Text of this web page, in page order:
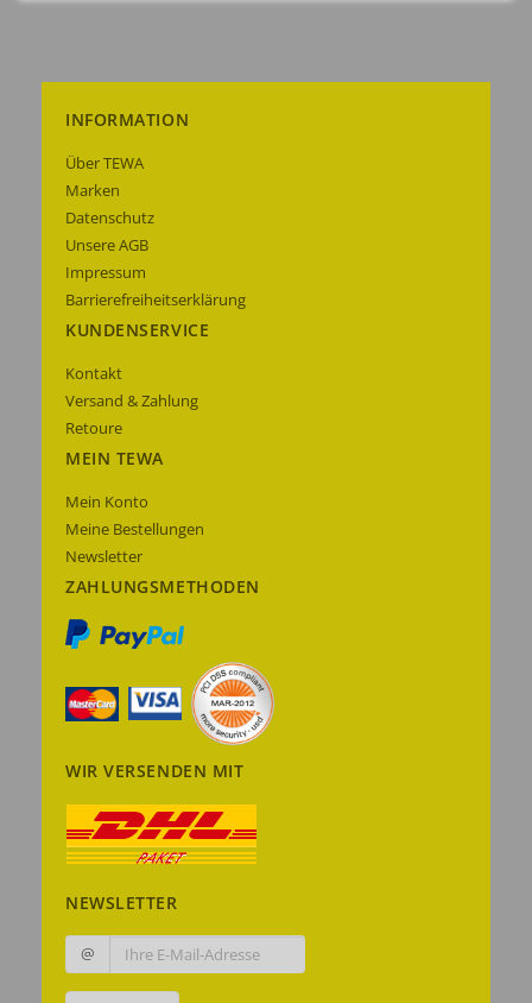
INFORMATION
Über TEWA
Marken
Datenschutz
Unsere AGB
Impressum
Barrierefreiheitserklärung
KUNDENSERVICE
Kontakt
Versand & Zahlung
Retoure
MEIN TEWA
Mein Konto
Meine Bestellungen
Newsletter
ZAHLUNGSMETHODEN
WIR VERSENDEN MIT
NEWSLETTER
@